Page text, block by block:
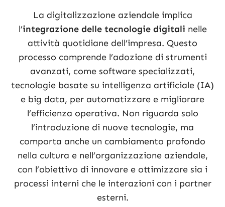
La digitalizzazione aziendale implica
l’integrazione delle tecnologie digitali nelle
attività quotidiane dell’impresa. Questo
processo comprende l’adozione di strumenti
avanzati, come software specializzati,
tecnologie basate su intelligenza artificiale (IA)
e big data, per automatizzare e migliorare
l’efficienza operativa. Non riguarda solo
l’introduzione di nuove tecnologie, ma
comporta anche un cambiamento profondo
nella cultura e nell’organizzazione aziendale,
con l’obiettivo di innovare e ottimizzare sia i
processi interni che le interazioni con i partner
esterni.